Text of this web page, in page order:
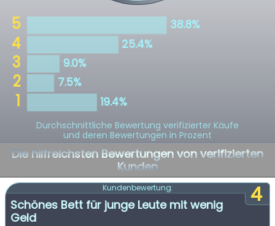
Durchschnittliche Bewertung verifizierter Käufe
und deren Bewertungen in Prozent
Die hilfreichsten Bewertungen von verifizierten
Kunden
4
Kundenbewertung:
Schönes Bett für junge Leute mit wenig
Geld